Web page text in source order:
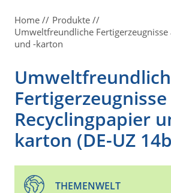
Home
Produkte
Umweltfreundliche Fertigerzeugnisse
und -karton
Recyclingpapier
karton (DE-UZ
THEMENWELT